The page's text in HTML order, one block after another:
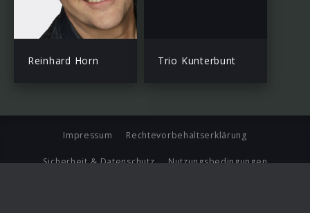
Reinhard Horn Trio Kunterbunt
Impressum Rechtevorbehaltserklärung
Sicherheit & Datenschutz Nutzungsbedingungen